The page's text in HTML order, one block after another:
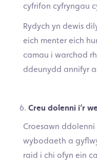
cyfrifon cyfryngau
Rydych yn dewis
eich menter eich
camau i warchod
ddeunydd annifyr
Creu dolenni i’r
Croesawn
wybodaeth a
raid i chi ofyn ein